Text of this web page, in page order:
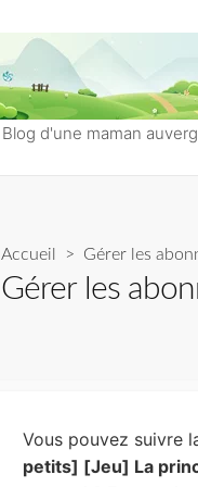
Blog d'une maman
Accueil > Gérer les
Gérer les
Vous pouvez suivre
petits] [Jeu] La